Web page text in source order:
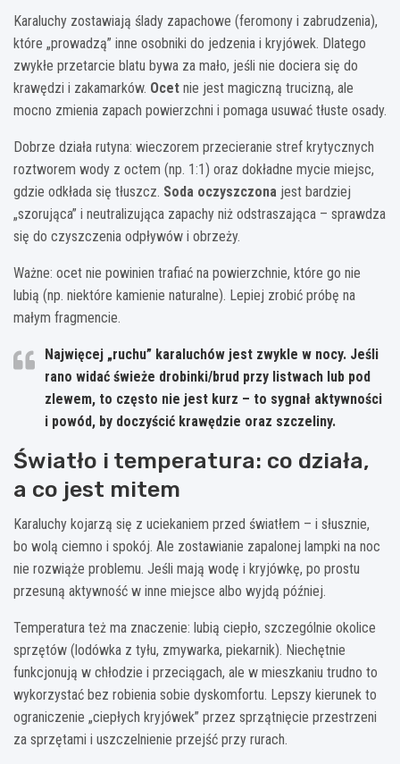
Karaluchy zostawiają ślady zapachowe (feromony i zabrudzenia),
które „prowadzą” inne osobniki do jedzenia i kryjówek. Dlatego
zwykłe przetarcie blatu bywa za mało, jeśli nie dociera się do
krawędzi i zakamarków. Ocet nie jest magiczną trucizną, ale
mocno zmienia zapach powierzchni i pomaga usuwać tłuste osady.
Dobrze działa rutyna: wieczorem przecieranie stref krytycznych
roztworem wody z octem (np. 1:1) oraz dokładne mycie miejsc,
gdzie odkłada się tłuszcz. Soda oczyszczona jest bardziej
„szorująca” i neutralizująca zapachy niż odstraszająca – sprawdza
się do czyszczenia odpływów i obrzeży.
Ważne: ocet nie powinien trafiać na powierzchnie, które go nie
lubią (np. niektóre kamienie naturalne). Lepiej zrobić próbę na
małym fragmencie.
Najwięcej „ruchu” karaluchów jest zwykle w nocy. Jeśli
rano widać świeże drobinki/brud przy listwach lub pod
zlewem, to często nie jest kurz – to sygnał aktywności
i powód, by doczyścić krawędzie oraz szczeliny.
Światło i temperatura: co działa,
a co jest mitem
Karaluchy kojarzą się z uciekaniem przed światłem – i słusznie,
bo wolą ciemno i spokój. Ale zostawianie zapalonej lampki na noc
nie rozwiąże problemu. Jeśli mają wodę i kryjówkę, po prostu
przesuną aktywność w inne miejsce albo wyjdą później.
Temperatura też ma znaczenie: lubią ciepło, szczególnie okolice
sprzętów (lodówka z tyłu, zmywarka, piekarnik). Niechętnie
funkcjonują w chłodzie i przeciągach, ale w mieszkaniu trudno to
wykorzystać bez robienia sobie dyskomfortu. Lepszy kierunek to
ograniczenie „ciepłych kryjówek” przez sprzątnięcie przestrzeni
za sprzętami i uszczelnienie przejść przy rurach.